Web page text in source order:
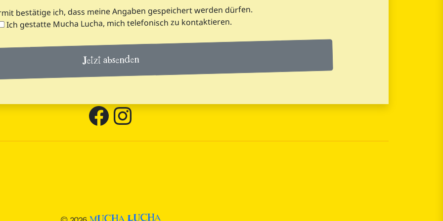
bestätige ich, dass meine Angaben gespeichert werden dürfen.
Ich gestatte Mucha Lucha, mich telefonisch zu kontaktieren.
Facebook Seite von mucha lucha Burritos
Instagram Seite von mucha lucha Burritos